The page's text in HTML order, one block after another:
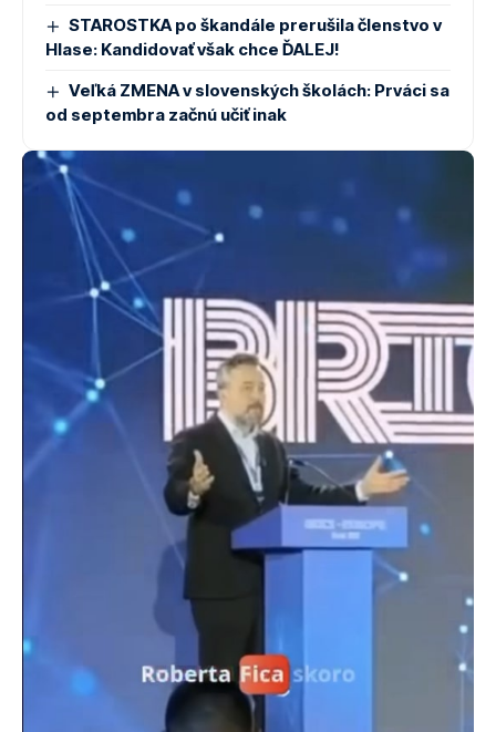
STAROSTKA po škandále prerušila členstvo v
Hlase: Kandidovať však chce ĎALEJ!
Veľká ZMENA v slovenských školách: Prváci sa
od septembra začnú učiť inak